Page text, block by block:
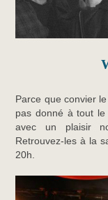
Parce que convier
pas donné à tout le
avec un plaisir
Retrouvez-les à la
20h.